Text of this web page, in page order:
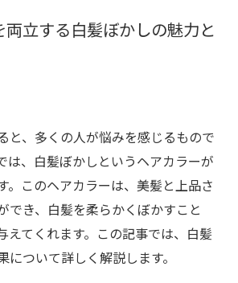
立する白髪ぼかしの魅力と
と、多くの人が悩みを感じるもので
は、白髪ぼかしというヘアカラーが
。このヘアカラーは、美髪と上品さ
でき、白髪を柔らかくぼかすこと
えてくれます。この記事では、白髪
について詳しく解説します。